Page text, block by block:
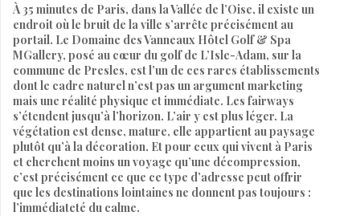
À 35 minutes de Paris, dans la Vallée de l’Oise, il existe un
endroit où le bruit de la ville s’arrête précisément au
portail. Le Domaine des Vanneaux Hôtel Golf & Spa
MGallery, posé au cœur du golf de L’Isle-Adam, sur la
commune de Presles, est l’un de ces rares établissements
dont le cadre naturel n’est pas un argument marketing
mais une réalité physique et immédiate. Les fairways
s’étendent jusqu’à l’horizon. L’air y est plus léger. La
végétation est dense, mature, elle appartient au paysage
plutôt qu’à la décoration. Et pour ceux qui vivent à Paris
et cherchent moins un voyage qu’une décompression,
c’est précisément ce que ce type d’adresse peut offrir
que les destinations lointaines ne donnent pas toujours :
l’immédiateté du calme.